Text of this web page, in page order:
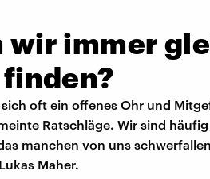
wir immer
oft ein offenes Ohr und
Ratschläge. Wir sind
manchen von uns
Maher.